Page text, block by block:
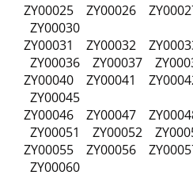
ZY00025 ZY00026
ZY00030
ZY00031 ZY00032
ZY00036 ZY00037
ZY00040 ZY00041
ZY00045
ZY00046 ZY00047
ZY00051 ZY00052
ZY00055 ZY00056
ZY00060